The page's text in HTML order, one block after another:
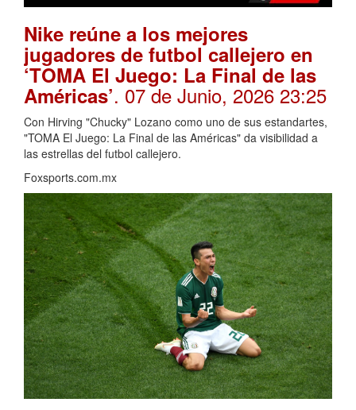
Nike reúne a los mejores
jugadores de futbol callejero en
‘TOMA El Juego: La Final de las
Américas’. 07 de Junio, 2026 23:25
Con Hirving "Chucky" Lozano como uno de sus estandartes,
"TOMA El Juego: La Final de las Américas" da visibilidad a
las estrellas del futbol callejero.
Foxsports.com.mx